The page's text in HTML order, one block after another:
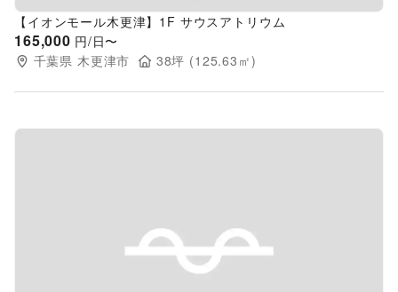
【イオンモール木更津】1F サウスアトリウム
165,000 円/日〜
千葉県 木更津市 38坪 (125.63 ㎡)
Previous slide